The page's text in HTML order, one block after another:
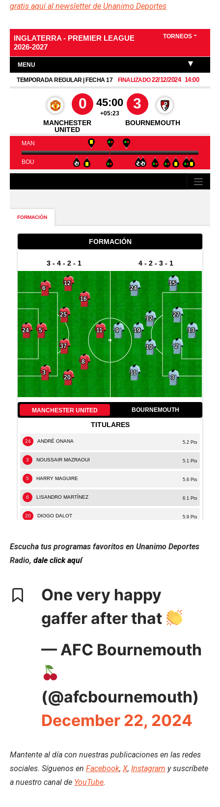
gratis aquí al newsletter de Unanimo Deportes
Escucha tus programas favoritos en Unanimo Deportes
Radio, dale click aquí
One very happy
gaffer after that
— AFC Bournemouth
(@afcbournemouth)
December 22, 2024
Mantente al día con nuestras publicaciones en las redes
sociales. Síguenos en Facebook, X, Instagram y suscríbete
a nuestro canal de YouTube.